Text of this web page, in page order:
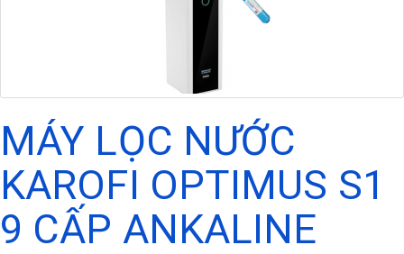
MÁY LỌC NƯỚC
KAROFI OPTIMUS S1
9 CẤP ANKALINE